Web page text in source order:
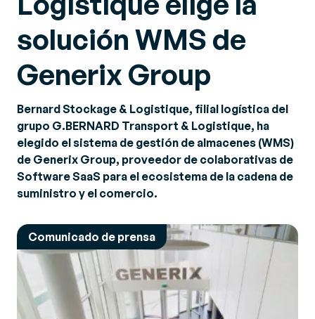
solución WMS de
Generix Group
Bernard Stockage & Logistique, filial logística del
grupo G.BERNARD Transport & Logistique, ha
elegido el sistema de gestión de almacenes (WMS)
de Generix Group, proveedor de colaborativas de
Software SaaS para el ecosistema de la cadena de
suministro y el comercio.
Comunicado de prensa